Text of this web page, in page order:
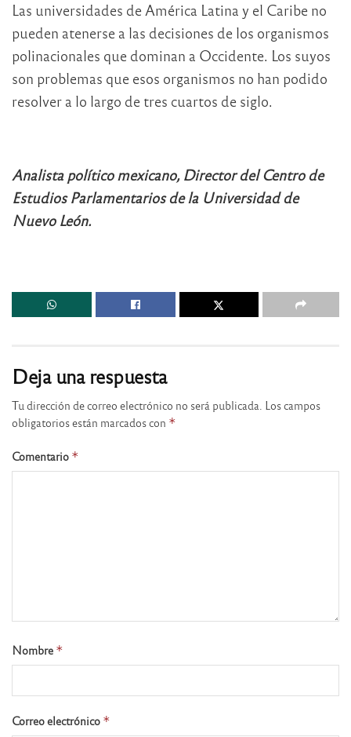
Las universidades de América Latina y el Caribe no
pueden atenerse a las decisiones de los organismos
polinacionales que dominan a Occidente. Los suyos
son problemas que esos organismos no han podido
resolver a lo largo de tres cuartos de siglo.
Analista político mexicano, Director del Centro de
Estudios Parlamentarios de la Universidad de
Nuevo León.
Deja una respuesta
Tu dirección de correo electrónico no será publicada. Los campos
obligatorios están marcados con *
Comentario *
Nombre *
Correo electrónico *